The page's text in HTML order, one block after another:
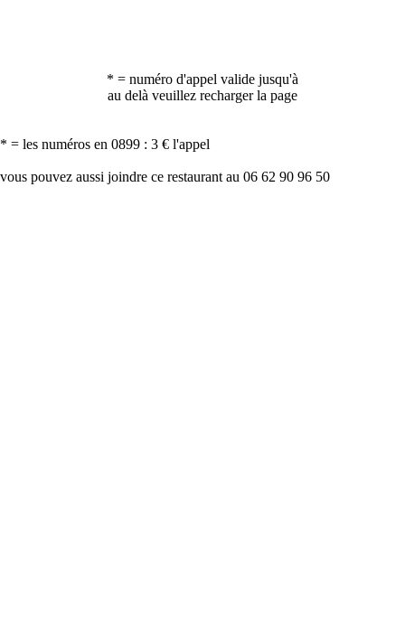
* = numéro d'appel valide jusqu'à
au delà veuillez recharger la page
* = les numéros en 0899 : 3 € l'appel
vous pouvez aussi joindre ce restaurant au 06 62 90 96 50